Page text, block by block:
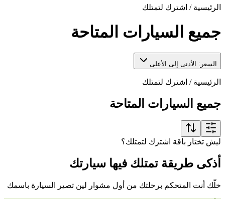
الرئيسية / اشترك لتمتلك
جميع السيارات المتاحة
السعر: الأدنى إلى الأعلى
الرئيسية / اشترك لتمتلك
جميع السيارات المتاحة
ليش تختار باقة اشترك لتمتلك؟
أذكى طريقة تمتلك فيها سيارتك
خلّك أنت المتحكم برحلتك من أول مشوار لين تصير السيارة باسمك